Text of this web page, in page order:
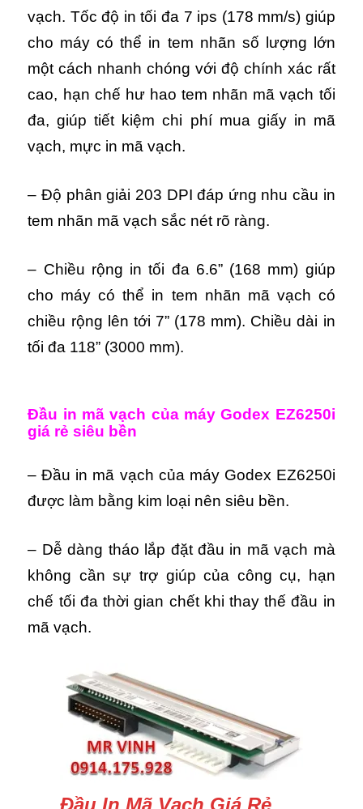
vạch. Tốc độ in tối đa 7 ips (178 mm/s) giúp
cho máy có thể in tem nhãn số lượng lớn
một cách nhanh chóng với độ chính xác rất
cao, hạn chế hư hao tem nhãn mã vạch tối
đa, giúp tiết kiệm chi phí mua giấy in mã
vạch, mực in mã vạch.
– Độ phân giải 203 DPI đáp ứng nhu cầu in
tem nhãn mã vạch sắc nét rõ ràng.
– Chiều rộng in tối đa 6.6” (168 mm) giúp
cho máy có thể in tem nhãn mã vạch có
chiều rộng lên tới 7” (178 mm). Chiều dài in
tối đa 118” (3000 mm).
Đầu in mã vạch của máy Godex EZ6250i
giá rẻ siêu bền
– Đầu in mã vạch của máy Godex EZ6250i
được làm bằng kim loại nên siêu bền.
– Dễ dàng tháo lắp đặt đầu in mã vạch mà
không cần sự trợ giúp của công cụ, hạn
chế tối đa thời gian chết khi thay thế đầu in
mã vạch.
Đầu In Mã Vạch Giá Rẻ